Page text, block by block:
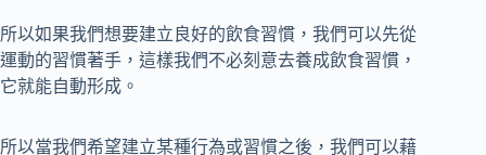
所以如果我們想要建立良好的飲食習慣，我們可以先從
運動的習慣著手，這樣我們不必刻意去養成飲食習慣，
它就能自動形成。
所以當我們希望建立某種行為或習慣之後，我們可以藉